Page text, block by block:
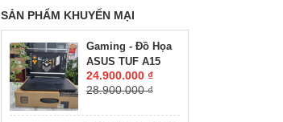
SẢN PHẨM KHUYẾN MẠI
Gaming - Đồ Họa
ASUS TUF A15
FA507NV-LP061W
RYZEN 7-7735HS
24.900.000 ₫
28.900.000 ₫